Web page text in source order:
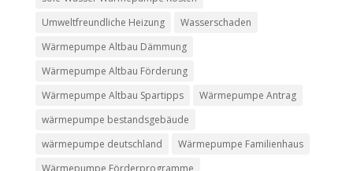
Umweltfreundliche Heizung
Wasserschaden
Wärmepumpe Altbau Dämmung
Wärmepumpe Altbau Förderung
Wärmepumpe Altbau Spartipps
Wärmepumpe Antrag
wärmepumpe bestandsgebäude
wärmepumpe deutschland
Wärmepumpe Familienhaus
Wärmepumpe Förderprogramme